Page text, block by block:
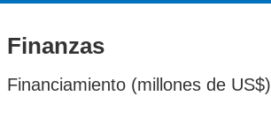
Finanzas
Financiamiento (millones de US$)